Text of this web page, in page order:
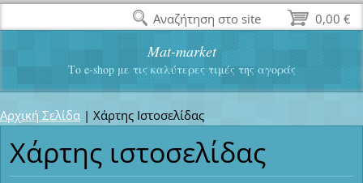
Mat-market
Το e-shop με τις καλύτερες τιμές της αγοράς
Αρχική Σελίδα | Χάρτης Ιστοσελίδας
Χάρτης ιστοσελίδας
0,00 €
Αναζήτηση στο site